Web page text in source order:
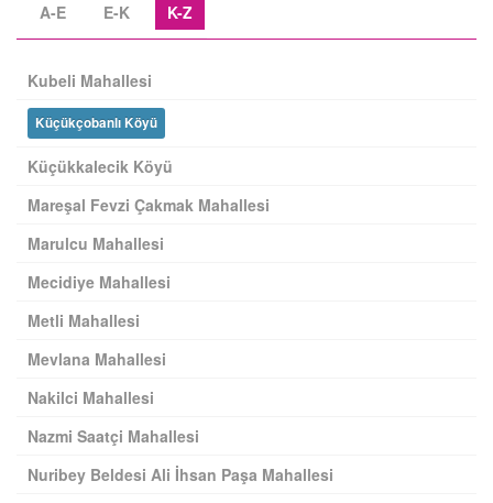
A-E E-K K-Z
Kubeli Mahallesi
Küçükçobanlı Köyü
Küçükkalecik Köyü
Mareşal Fevzi Çakmak Mahallesi
Marulcu Mahallesi
Mecidiye Mahallesi
Metli Mahallesi
Mevlana Mahallesi
Nakilci Mahallesi
Nazmi Saatçi Mahallesi
Nuribey Beldesi Ali İhsan Paşa Mahallesi